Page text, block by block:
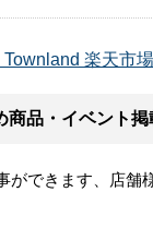
楽天市
品・イベント掲
ができます、店舗